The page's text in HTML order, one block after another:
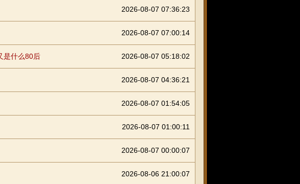
2026-08-07 07:36:23
2026-08-07 07:00:14
是什么80后 2026-08-07 05:18:02
2026-08-07 04:36:21
2026-08-07 01:54:05
2026-08-07 01:00:11
2026-08-07 00:00:07
2026-08-06 21:00:07